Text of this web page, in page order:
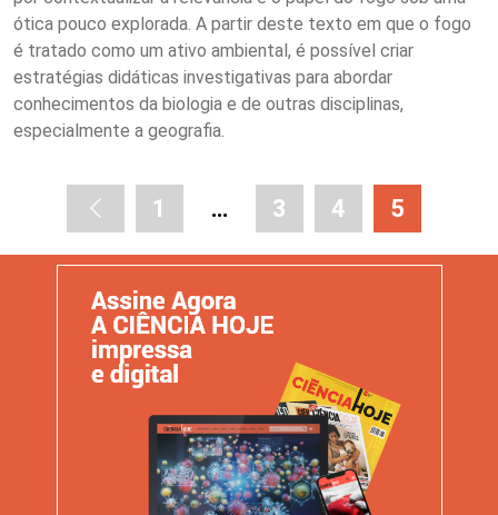
ótica pouco explorada. A partir deste texto em que o fogo
é tratado como um ativo ambiental, é possível criar
estratégias didáticas investigativas para abordar
conhecimentos da biologia e de outras disciplinas,
especialmente a geografia.
1 … 3 4 5